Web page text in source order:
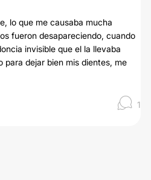
lo que me causaba mucha
fueron desapareciendo, cuando
invisible que el la llevaba
dejar bien mis dientes, me
1